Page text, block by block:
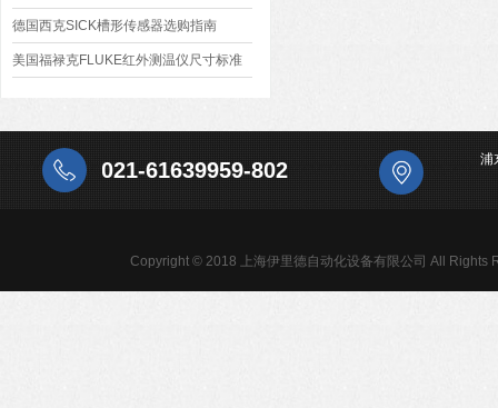
德国西克SICK槽形传感器选购指南
美国福禄克FLUKE红外测温仪尺寸标准
021-61639959-802 浦
Copyright © 2018 上海伊里德自动化设备有限公司 All Rights